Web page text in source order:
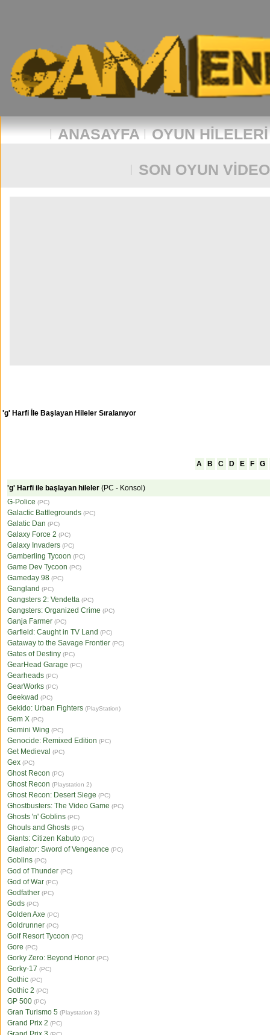
ANASAYFA OYUN HILELERI
SON OYUN
'g' Harfi İle Başlayan Hileler Sıralanıyor
A B C D E F G
'g' Harfi ile başlayan hileler (PC - Konsol)
G-Police (PC)
Galactic Battlegrounds (PC)
Galatic Dan (PC)
Galaxy Force 2 (PC)
Galaxy Invaders (PC)
Gamberling Tycoon (PC)
Game Dev Tycoon (PC)
Gameday 98 (PC)
Gangland (PC)
Gangsters 2: Vendetta (PC)
Gangsters: Organized Crime (PC)
Ganja Farmer (PC)
Garfield: Caught in TV Land (PC)
Gataway to the Savage Frontier (PC)
Gates of Destiny (PC)
GearHead Garage (PC)
Gearheads (PC)
GearWorks (PC)
Geekwad (PC)
Gekido: Urban Fighters (PlayStation)
Gem X (PC)
Gemini Wing (PC)
Genocide: Remixed Edition (PC)
Get Medieval (PC)
Gex (PC)
Ghost Recon (PC)
Ghost Recon (Playstation 2)
Ghost Recon: Desert Siege (PC)
Ghostbusters: The Video Game (PC)
Ghosts 'n' Goblins (PC)
Ghouls and Ghosts (PC)
Giants: Citizen Kabuto (PC)
Gladiator: Sword of Vengeance (PC)
Goblins (PC)
God of Thunder (PC)
God of War (PC)
Godfather (PC)
Gods (PC)
Golden Axe (PC)
Goldrunner (PC)
Golf Resort Tycoon (PC)
Gore (PC)
Gorky Zero: Beyond Honor (PC)
Gorky-17 (PC)
Gothic (PC)
Gothic 2 (PC)
GP 500 (PC)
Gran Turismo 5 (Playstation 3)
Grand Prix 2 (PC)